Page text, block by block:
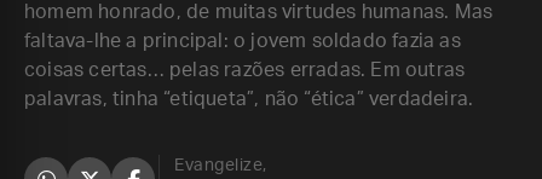
homem honrado, de muitas virtudes humanas. Mas
faltava-lhe a principal: o jovem soldado fazia as
coisas certas… pelas razões erradas. Em outras
palavras, tinha “etiqueta”, não “ética” verdadeira.
Evangelize,